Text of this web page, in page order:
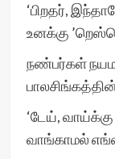
‘பிறதர்,
உனக்கு
நண்பர்கள்
‘டேய்,
வாங்காமல்